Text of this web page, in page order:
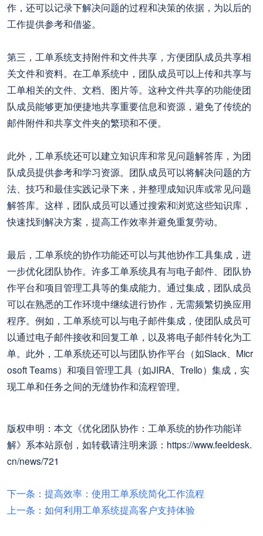
作，还可以记录下解决问题的过程和决策的依据，为以后的
工作提供参考和借鉴。
第三，工单系统支持附件和文件共享，方便团队成员共享相
关文件和资料。在工单系统中，团队成员可以上传和共享与
工单相关的文件、文档、图片等。这种文件共享的功能使团
队成员能够更加便捷地共享重要信息和资源，避免了传统的
邮件附件和共享文件夹的繁琐和不便。
此外，工单系统还可以建立知识库和常见问题解答库，为团
队成员提供参考和学习资源。团队成员可以将解决问题的方
法、技巧和最佳实践记录下来，并整理成知识库或常见问题
解答库。这样，团队成员可以通过搜索和浏览这些知识库，
快速找到解决方案，提高工作效率并避免重复劳动。
最后，工单系统的协作功能还可以与其他协作工具集成，进
一步优化团队协作。许多工单系统具有与电子邮件、团队协
作平台和项目管理工具等的集成能力。通过集成，团队成员
可以在熟悉的工作环境中继续进行协作，无需频繁切换应用
程序。例如，工单系统可以与电子邮件集成，使团队成员可
以通过电子邮件接收和回复工单，以及将电子邮件转化为工
单。此外，工单系统还可以与团队协作平台（如Slack、Micr
osoft Teams）和项目管理工具（如JIRA、Trello）集成，实
现工单和任务之间的无缝协作和流程管理。
版权申明：本文《优化团队协作：工单系统的协作功能详
解》系本站原创，如转载请注明来源：https://www.feeldesk.
cn/news/721
下一条：提高效率：使用工单系统简化工作流程
上一条：如何利用工单系统提高客户支持体验